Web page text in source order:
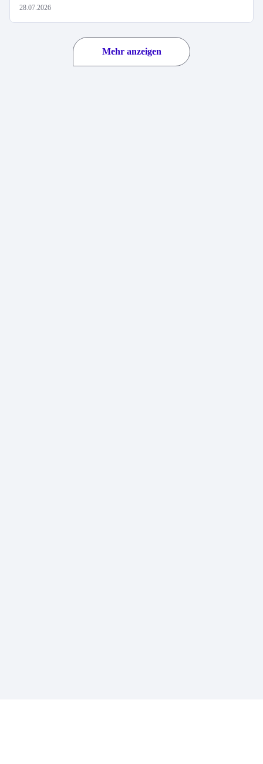
28.07.2026
Mehr anzeigen